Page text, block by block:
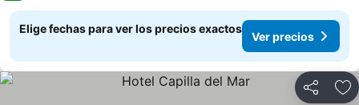
Elige fechas para ver los precios exactos
Ver precios
Compartir